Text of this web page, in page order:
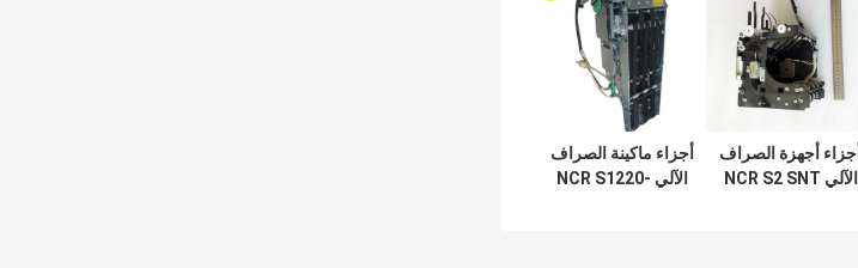
أجزاء أجهزة الصراف
الآلي NCR S2 SNT
أجزاء ماكينة الصراف
الآلي NCR S1220-